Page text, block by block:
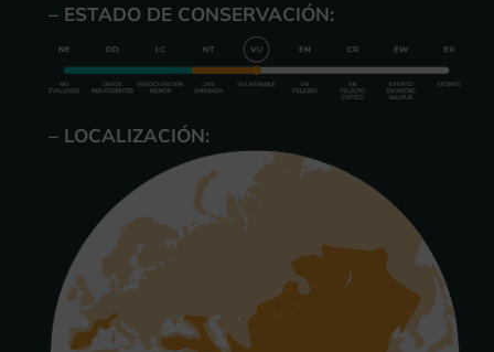
– ESTADO DE CONSERVACIÓN:
– LOCALIZACIÓN: